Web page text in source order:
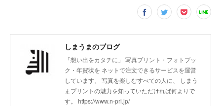
しまうまのブログ
「想い出をカタチに」 写真プリント・フォトブッ
ク・年賀状を ネットで注文できるサービスを運営
しています。 写真を楽しむすべての人に、 しまう
まプリントの魅力を知っていただければ何よりで
す。 https://www.n-pri.jp/